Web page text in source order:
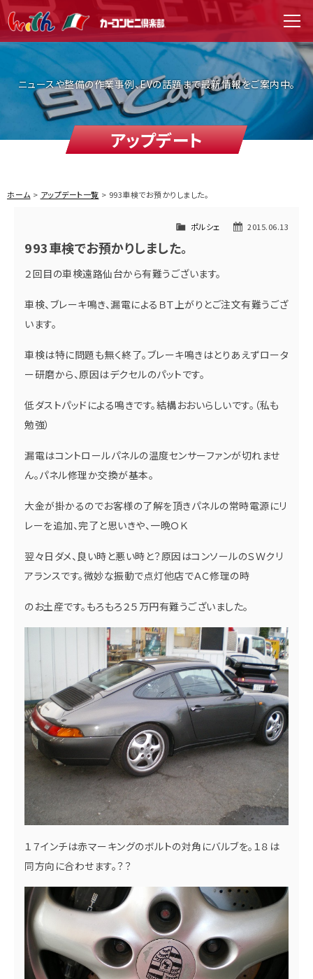
WITH（ウィズ） menu
ニュースや整備の作業事例、EVの話題まで最新情報をご案内中。
アップデート
ホーム アップデート一覧 993車検でお預かりしました。
2015.06.13
ポルシェ
993車検でお預かりしました。
２回目の車検遠路仙台から有難うございます。
車検、ブレーキ鳴き、漏電によるＢＴ上がりとご注文有難うござ
います。
車検は特に問題も無く終了。ブレーキ鳴きはとりあえずロータ
ー研磨から、原因はデクセルのパットです。
低ダストパッドによる鳴きです。結構おおいらしいです。（私も
勉強）
漏電はコントロールパネルの温度センサーファンが切れませ
ん。パネル修理か交換が基本。
大金が掛かるのでお客様の了解を頂きパネルの常時電源にリ
レーを追加、完了と思いきや、一晩ＯＫ
翌々日ダメ、良い時と悪い時と？原因はコンソールのＳＷクリ
アランスです。微妙な振動で点灯他店でＡＣ修理の時
のお土産です。もろもろ２５万円有難うございました。
１７インチは赤マーキングのボルトの対角にバルブを。１８は
同方向に合わせます。？？